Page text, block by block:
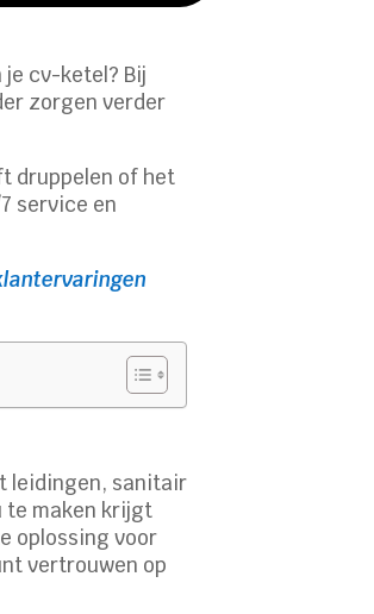
cv-ketel? Bij
zorgen verder
druppelen of het
service en
leidingen, sanitair
te maken krijgt
oplossing voor
vertrouwen op